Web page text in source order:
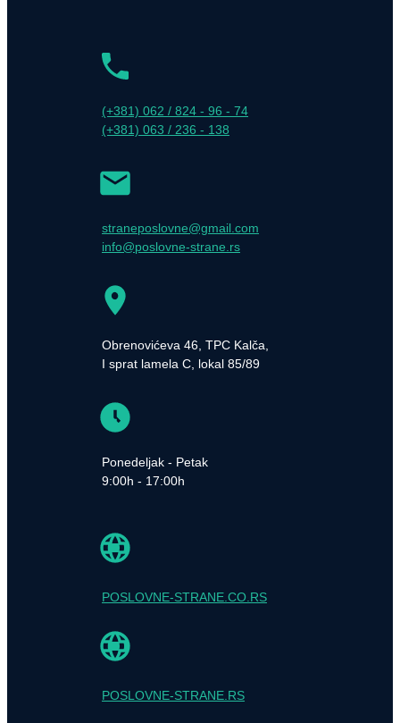
(+381) 062 / 824 - 96 - 74
(+381) 063 / 236 - 138
straneposlovne@gmail.com
info@poslovne-strane.rs
Obrenovićeva 46, TPC Kalča,
I sprat lamela C, lokal 85/89
Ponedeljak - Petak
9:00h - 17:00h
POSLOVNE-STRANE.CO.RS
POSLOVNE-STRANE.RS